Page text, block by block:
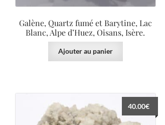
Galène, Quartz fumé et Barytine, Lac
Blanc, Alpe d’Huez, Oisans, Isère.
Ajouter au panier
40.00€